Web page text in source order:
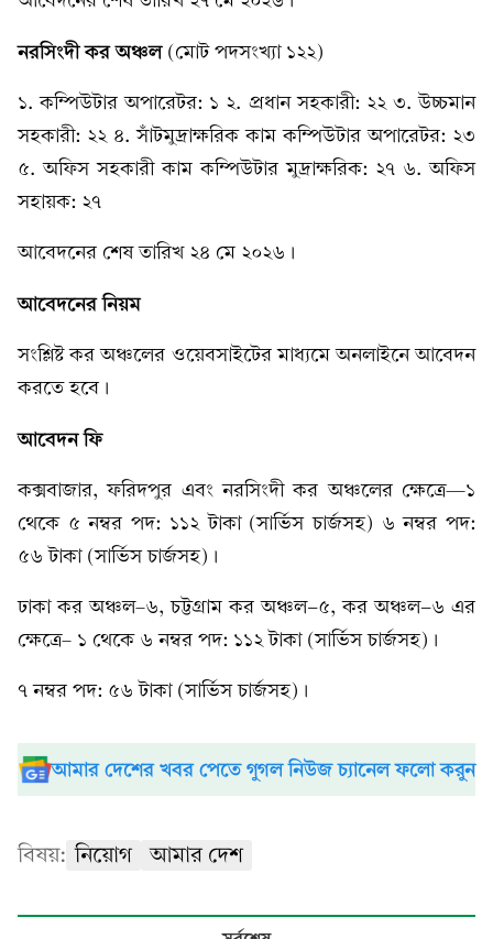
নরসিংদী কর অঞ্চল(মোট পদসংখ্যা ১২২)
১. কম্পিউটার অপারেটর: ১ ২. প্রধান সহকারী: ২২ ৩. উচ্চমান
সহকারী: ২২ ৪. সাঁটমুদ্রাক্ষরিক কাম কম্পিউটার অপারেটর: ২৩
৫. অফিস সহকারী কাম কম্পিউটার মুদ্রাক্ষরিক: ২৭ ৬. অফিস
সহায়ক: ২৭
আবেদনের শেষ তারিখ ২৪ মে ২০২৬।
আবেদনের নিয়ম
সংশ্লিষ্ট কর অঞ্চলের ওয়েবসাইটের মাধ্যমে অনলাইনে আবেদন
করতে হবে।
আবেদন ফি
কক্সবাজার, ফরিদপুর এবং নরসিংদী কর অঞ্চলের ক্ষেত্রে—১
থেকে ৫ নম্বর পদ: ১১২ টাকা (সার্ভিস চার্জসহ) ৬ নম্বর পদ:
৫৬ টাকা (সার্ভিস চার্জসহ)।
ঢাকা কর অঞ্চল–৬, চট্টগ্রাম কর অঞ্চল-৫, কর অঞ্চল-৬ এর
ক্ষেত্রে– ১ থেকে ৬ নম্বর পদ: ১১২ টাকা (সার্ভিস চার্জসহ)।
৭ নম্বর পদ: ৫৬ টাকা (সার্ভিস চার্জসহ)।
আমার দেশের খবর পেতে গুগল নিউজ চ্যানেল ফলো করুন
বিষয়: নিয়োগ আমার দেশ